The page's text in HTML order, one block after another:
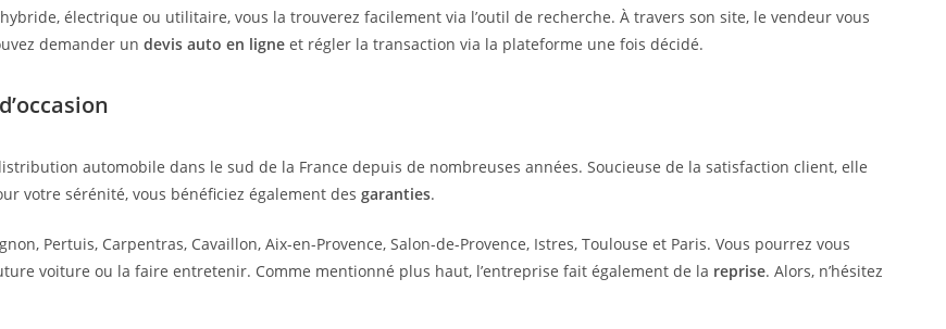
électrique ou utilitaire, vous la trouverez facilement via l’outil de recherche. À travers son site, le vendeur vous
demander un devis auto en ligne et régler la transaction via la plateforme une fois décidé.
automobile dans le sud de la France depuis de nombreuses années. Soucieuse de la satisfaction client, elle
votre sérénité, vous bénéficiez également des garanties.
Pertuis, Carpentras, Cavaillon, Aix-en-Provence, Salon-de-Provence, Istres, Toulouse et Paris. Vous pourrez vous
voiture ou la faire entretenir. Comme mentionné plus haut, l’entreprise fait également de la reprise. Alors, n’hésitez